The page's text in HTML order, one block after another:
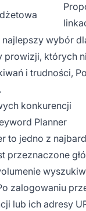
najlepszy wybór
których
i trudności,
konkurencji
Planner
to jedno z
przeznaczone
zalogowaniu
lub ich adresy